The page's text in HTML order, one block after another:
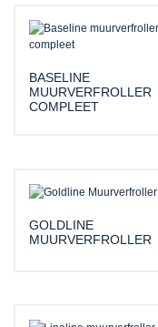
BASELINE
MUURVERFROLLER
COMPLEET
GOLDLINE
MUURVERFROLLER